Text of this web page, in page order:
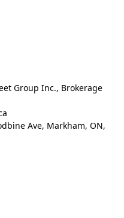
Group Inc., Brokerage
Ave, Markham, ON,